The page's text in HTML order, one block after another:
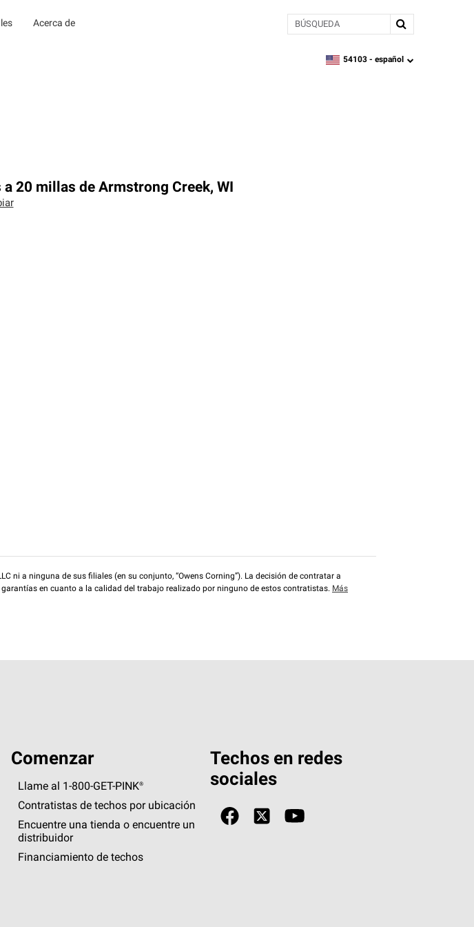
Acerca de BÚSQUEDA
zipcode,language
54103 - español
20 millas de Armstrong Creek, WI
ni a ninguna de sus filiales (en su conjunto, “Owens Corning”). La decisión de contratar a
en cuanto a la calidad del trabajo realizado por ninguno de estos contratistas. Más
Comenzar
Llame al 1-800-GET -PINK®
Contratistas de techos por ubicación
Encuentre una tienda o encuentre un
distribuidor
Financiamiento de techos
Techos en redes
sociales